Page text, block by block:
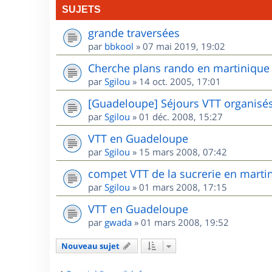
SUJETS
grande traversées
par bbkool » 07 mai 2019, 19:02
Cherche plans rando en martinique
par Sgilou » 14 oct. 2005, 17:01
[Guadeloupe] Séjours VTT
par Sgilou » 01 déc. 2008, 15:27
VTT en Guadeloupe
par Sgilou » 15 mars 2008, 07:42
compet VTT de la sucrerie en
par Sgilou » 01 mars 2008, 17:15
VTT en Guadeloupe
par gwada » 01 mars 2008, 19:52
Nouveau sujet